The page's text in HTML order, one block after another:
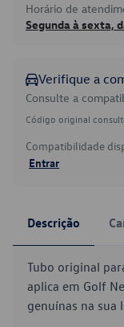
Horário de
Segunda à sexta,
Verifique a
Consulte a
Código original
Compatibilidade
Entrar
Descrição
Tubo original
aplica em Golf
genuínas na sua